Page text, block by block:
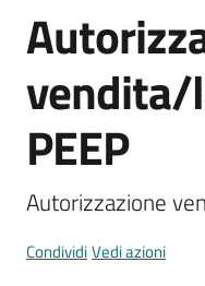
Novità
Vivere
Bomporto
Salta al contenuto
vendita/
PEEP
Autorizzazione
CondividiVedi azioni